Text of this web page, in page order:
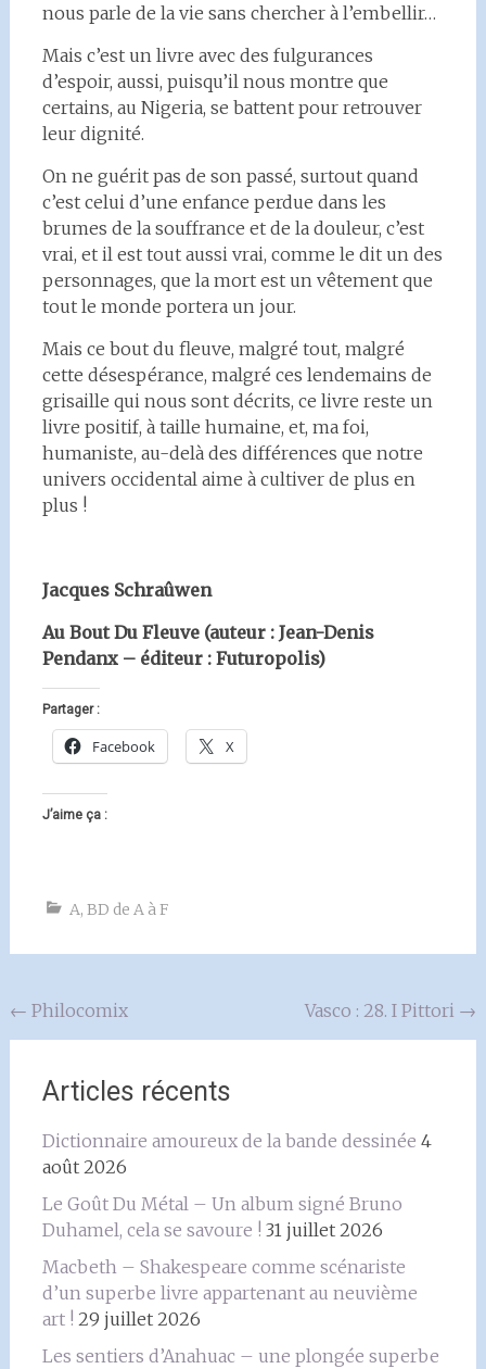
nous parle de la vie sans chercher à l’embellir…
Mais c’est un livre avec des fulgurances
d’espoir, aussi, puisqu’il nous montre que
certains, au Nigeria, se battent pour retrouver
leur dignité.
On ne guérit pas de son passé, surtout quand
c’est celui d’une enfance perdue dans les
brumes de la souffrance et de la douleur, c’est
vrai, et il est tout aussi vrai, comme le dit un des
personnages, que la mort est un vêtement que
tout le monde portera un jour.
Mais ce bout du fleuve, malgré tout, malgré
cette désespérance, malgré ces lendemains de
grisaille qui nous sont décrits, ce livre reste un
livre positif, à taille humaine, et, ma foi,
humaniste, au-delà des différences que notre
univers occidental aime à cultiver de plus en
plus !
Jacques Schraûwen
Au Bout Du Fleuve (auteur : Jean-Denis
Pendanx – éditeur : Futuropolis)
Partager :
Facebook X
J’aime ça :
A, BD de A à F
Navigation
de
l'article
← Philocomix Vasco : 28. I Pittori →
Articles récents
Dictionnaire amoureux de la bande dessinée 4
août 2026
Le Goût Du Métal – Un album signé Bruno
Duhamel, cela se savoure ! 31 juillet 2026
Macbeth – Shakespeare comme scénariste
d’un superbe livre appartenant au neuvième
art ! 29 juillet 2026
Les sentiers d’Anahuac – une plongée superbe